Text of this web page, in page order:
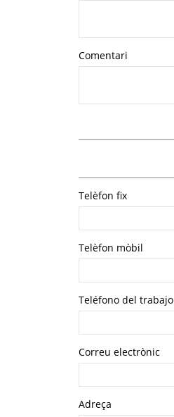
Comentari
Telèfon fix
Telèfon mòbil
Teléfono del trabajo
Correu electrònic
Adreça